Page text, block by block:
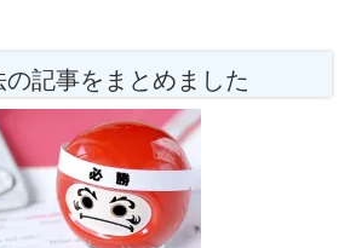
の記事をまとめました